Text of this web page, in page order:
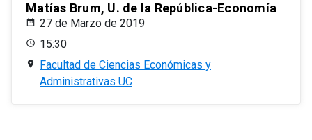
Matías Brum, U. de la República-Economía
27 de Marzo de 2019
15:30
Facultad de Ciencias Económicas y
Administrativas UC